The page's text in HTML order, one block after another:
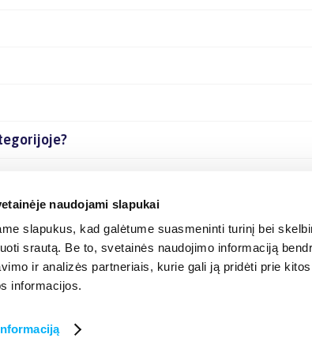
naudojami slapukai
slapukus, kad galėtume suasmeninti turinį bei
srautą. Be to, svetainės naudojimo informaciją
ir analizės partneriais, kurie gali ją pridėti prie
informacijos.